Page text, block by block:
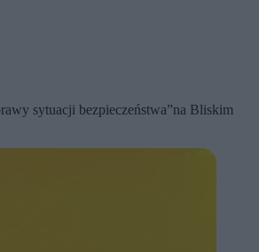
sytuacji bezpieczeństwa”na Bliskim